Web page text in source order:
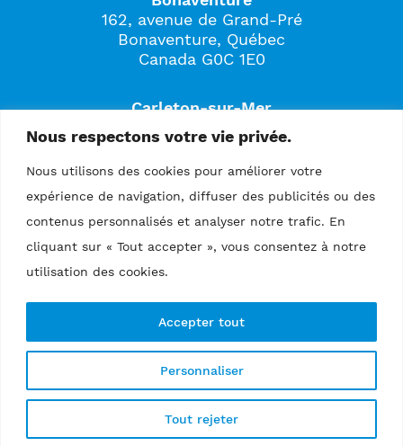
Nous respectons votre vie privée.
Nous utilisons des cookies pour améliorer votre
expérience de navigation, diffuser des publicités ou des
contenus personnalisés et analyser notre trafic. En
cliquant sur « Tout accepter », vous consentez à notre
utilisation des cookies.
Personnaliser
Tout rejeter
Accepter tout
162, avenue de Grand-Pré
Bonaventure, Québec
Canada G0C 1E0
Carleton-sur-Mer
561B, boulevard Perron
Carleton-sur-Mer, Québec
Canada G0C 1J0
Politique de confidentialité
Copyright © 2026 Tous droits réservés
Physio Amplitude
Design :scantin.com
Programmation :lewebsimple.ca